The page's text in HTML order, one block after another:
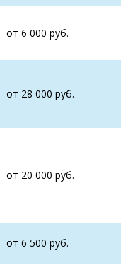
от 6 000 руб.
от 28 000 руб.
от 20 000 руб.
от 6 500 руб.